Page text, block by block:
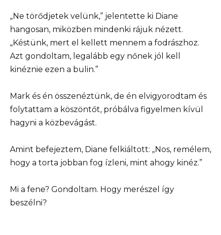
„Ne törődjetek velünk,” jelentette ki Diane
hangosan, miközben mindenki rájuk nézett.
„Késtünk, mert el kellett mennem a fodrászhoz.
Azt gondoltam, legalább egy nőnek jól kell
kinéznie ezen a bulin.”
Mark és én összenéztünk, de én elvigyorodtam és
folytattam a köszöntőt, próbálva figyelmen kívül
hagyni a közbevágást.
Amint befejeztem, Diane felkiáltott: „Nos, remélem,
hogy a torta jobban fog ízleni, mint ahogy kinéz.”
Mi a fene? Gondoltam. Hogy merészel így
beszélni?